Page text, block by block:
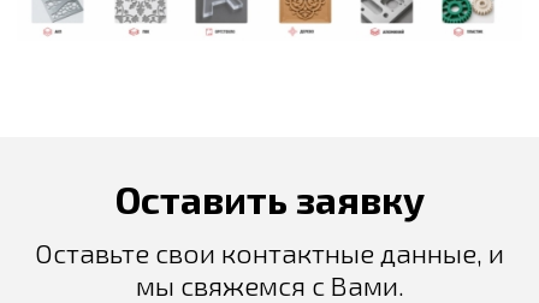
Оставить заявку
Оставьте свои контактные данные, и
мы свяжемся с Вами.